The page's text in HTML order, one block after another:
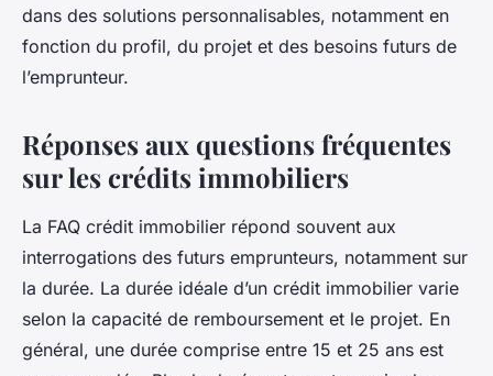
dans des solutions personnalisables, notamment en
fonction du profil, du projet et des besoins futurs de
l’emprunteur.
Réponses aux questions fréquentes
sur les crédits immobiliers
La FAQ crédit immobilier répond souvent aux
interrogations des futurs emprunteurs, notamment sur
la durée. La durée idéale d’un crédit immobilier varie
selon la capacité de remboursement et le projet. En
général, une durée comprise entre 15 et 25 ans est